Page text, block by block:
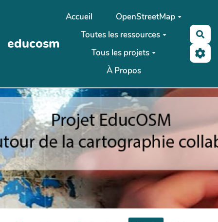
Aller au contenu principal
educosm
Accueil
OpenStreetMap
Toutes les ressources
Tous les projets
À Propos